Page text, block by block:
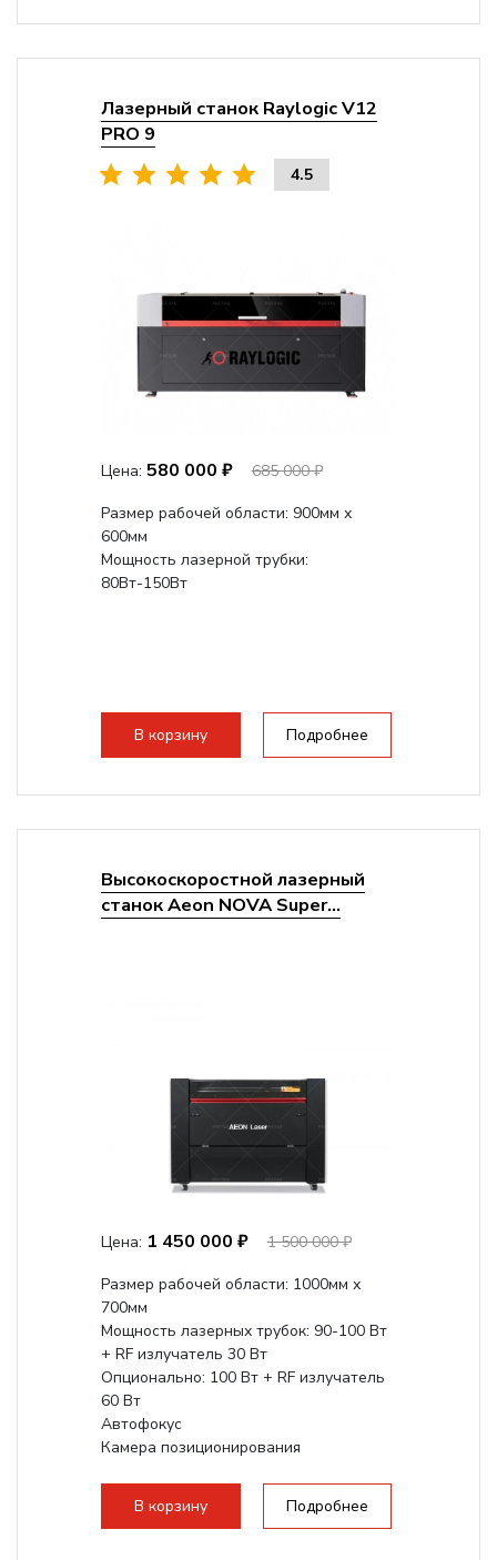
Лазерный станок Raylogic V12
PRO 9
4.5
Цена: 580 000 ₽
685 000 ₽
Размер рабочей области: 900мм х
600мм
Мощность лазерной трубки:
80Вт-150Вт
В корзину Подробнее
Высокоскоростной лазерный
станок Aeon NOVA Super...
Цена: 1 450 000 ₽
1 500 000 ₽
Размер рабочей области: 1000мм х
700мм
Мощность лазерных трубок: 90-100 Вт
+ RF излучатель 30 Вт
Опционально: 100 Вт + RF излучатель
60 Вт
Автофокус
Камера позиционирования
2000 мм/с...
В корзину Подробнее